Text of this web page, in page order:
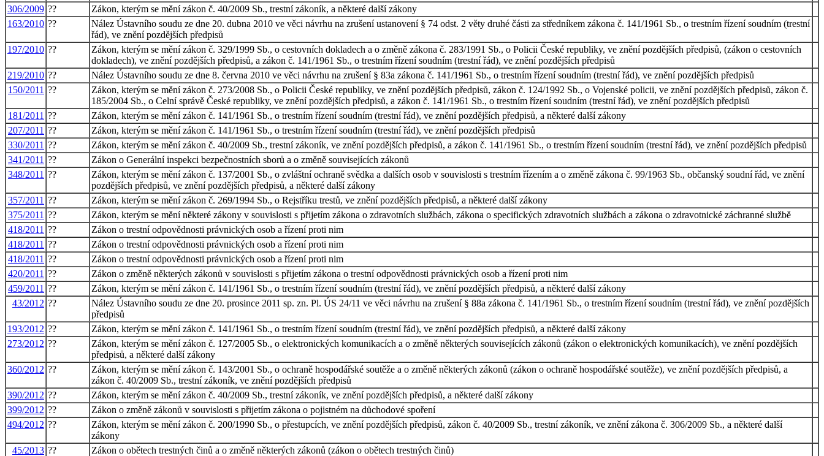
306/2009 ??
Zákon, kterým se mění zákon č. 40/2009 Sb., trestní zákoník, a některé další zákony
163/2010 ??
Nález Ústavního soudu ze dne 20. dubna 2010 ve věci návrhu na zrušení ustanovení § 74 odst. 2 věty druhé části za středníkem zákona č. 141/1961 Sb., o trestním řízení soudním (trestní
řád), ve znění pozdějších předpisů
197/2010 ??
Zákon, kterým se mění zákon č. 329/1999 Sb., o cestovních dokladech a o změně zákona č. 283/1991 Sb., o Policii České republiky, ve znění pozdějších předpisů, (zákon o cestovních
dokladech), ve znění pozdějších předpisů, a zákon č. 141/1961 Sb., o trestním řízení soudním (trestní řád), ve znění pozdějších předpisů
219/2010 ??
Nález Ústavního soudu ze dne 8. června 2010 ve věci návrhu na zrušení § 83a zákona č. 141/1961 Sb., o trestním řízení soudním (trestní řád), ve znění pozdějších předpisů
150/2011 ??
Zákon, kterým se mění zákon č. 273/2008 Sb., o Policii České republiky, ve znění pozdějších předpisů, zákon č. 124/1992 Sb., o Vojenské policii, ve znění pozdějších předpisů, zákon č.
185/2004 Sb., o Celní správě České republiky, ve znění pozdějších předpisů, a zákon č. 141/1961 Sb., o trestním řízení soudním (trestní řád), ve znění pozdějších předpisů
181/2011 ??
Zákon, kterým se mění zákon č. 141/1961 Sb., o trestním řízení soudním (trestní řád), ve znění pozdějších předpisů, a některé další zákony
207/2011 ??
Zákon, kterým se mění zákon č. 141/1961 Sb., o trestním řízení soudním (trestní řád), ve znění pozdějších předpisů
330/2011 ??
Zákon, kterým se mění zákon č. 40/2009 Sb., trestní zákoník, ve znění pozdějších předpisů, a zákon č. 141/1961 Sb., o trestním řízení soudním (trestní řád), ve znění pozdějších předpisů
341/2011 ??
Zákon o Generální inspekci bezpečnostních sborů a o změně souvisejících zákonů
348/2011 ??
Zákon, kterým se mění zákon č. 137/2001 Sb., o zvláštní ochraně svědka a dalších osob v souvislosti s trestním řízením a o změně zákona č. 99/1963 Sb., občanský soudní řád, ve znění
pozdějších předpisů, ve znění pozdějších předpisů, a některé další zákony
357/2011 ??
Zákon, kterým se mění zákon č. 269/1994 Sb., o Rejstříku trestů, ve znění pozdějších předpisů, a některé další zákony
375/2011 ??
Zákon, kterým se mění některé zákony v souvislosti s přijetím zákona o zdravotních službách, zákona o specifických zdravotních službách a zákona o zdravotnické záchranné službě
418/2011 ??
Zákon o trestní odpovědnosti právnických osob a řízení proti nim
418/2011 ??
Zákon o trestní odpovědnosti právnických osob a řízení proti nim
418/2011 ??
Zákon o trestní odpovědnosti právnických osob a řízení proti nim
420/2011 ??
Zákon o změně některých zákonů v souvislosti s přijetím zákona o trestní odpovědnosti právnických osob a řízení proti nim
459/2011 ??
Zákon, kterým se mění zákon č. 141/1961 Sb., o trestním řízení soudním (trestní řád), ve znění pozdějších předpisů, a některé další zákony
43/2012 ??
Nález Ústavního soudu ze dne 20. prosince 2011 sp. zn. Pl. ÚS 24/11 ve věci návrhu na zrušení § 88a zákona č. 141/1961 Sb., o trestním řízení soudním (trestní řád), ve znění pozdějších
předpisů
193/2012 ??
Zákon, kterým se mění zákon č. 141/1961 Sb., o trestním řízení soudním (trestní řád), ve znění pozdějších předpisů, a některé další zákony
273/2012 ??
Zákon, kterým se mění zákon č. 127/2005 Sb., o elektronických komunikacích a o změně některých souvisejících zákonů (zákon o elektronických komunikacích), ve znění pozdějších
předpisů, a některé další zákony
360/2012 ??
Zákon, kterým se mění zákon č. 143/2001 Sb., o ochraně hospodářské soutěže a o změně některých zákonů (zákon o ochraně hospodářské soutěže), ve znění pozdějších předpisů, a
zákon č. 40/2009 Sb., trestní zákoník, ve znění pozdějších předpisů
390/2012 ??
Zákon, kterým se mění zákon č. 40/2009 Sb., trestní zákoník, ve znění pozdějších předpisů, a některé další zákony
399/2012 ??
Zákon o změně zákonů v souvislosti s přijetím zákona o pojistném na důchodové spoření
494/2012 ??
Zákon, kterým se mění zákon č. 200/1990 Sb., o přestupcích, ve znění pozdějších předpisů, zákon č. 40/2009 Sb., trestní zákoník, ve znění zákona č. 306/2009 Sb., a některé další
zákony
45/2013 ?? Zákon o obětech trestných činů a o změně některých zákonů (zákon o obětech trestných činů)